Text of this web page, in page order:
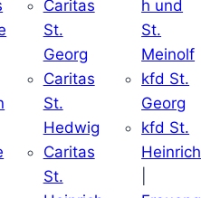
Caritas
St.
Georg
Caritas
St.
Hedwig
Caritas
St.
h und
St.
Meinolf
kfd St.
Georg
kfd St.
Heinrich